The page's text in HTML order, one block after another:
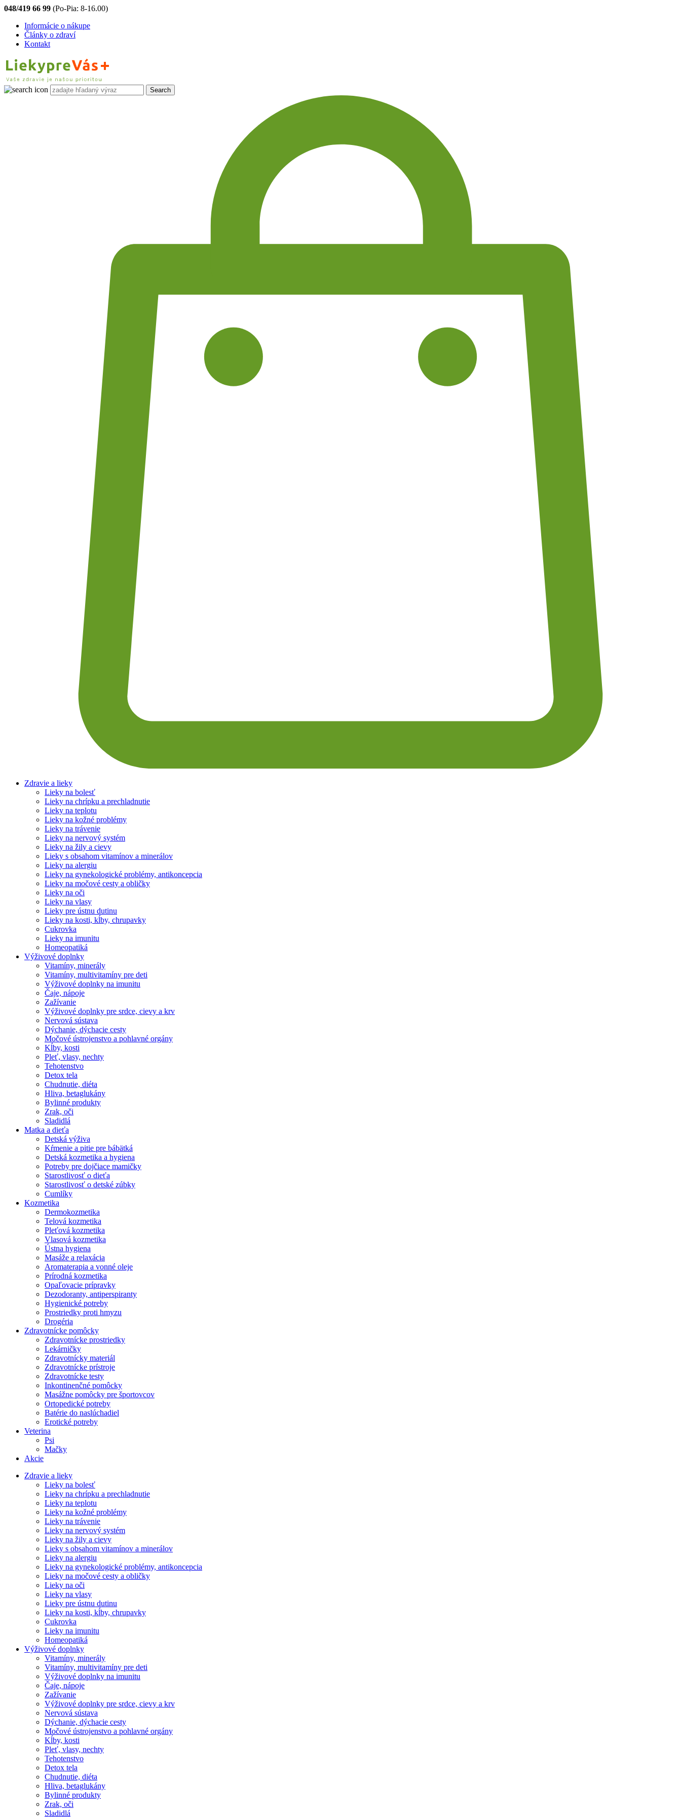
048/419 66 99 (Po-Pia: 8-16.00)
Informácie o nákupe
Články o zdraví
Kontakt
Zdravie a lieky
Lieky na bolesť
Lieky na chrípku a prechladnutie
Lieky na teplotu
Lieky na kožné problémy
Lieky na trávenie
Lieky na nervový systém
Lieky na žily a cievy
Lieky s obsahom vitamínov a minerálov
Lieky na alergiu
Lieky na gynekologické problémy, antikoncepcia
Lieky na močové cesty a obličky
Lieky na oči
Lieky na vlasy
Lieky pre ústnu dutinu
Lieky na kosti, kĺby, chrupavky
Cukrovka
Lieky na imunitu
Homeopatiká
Výživové doplnky
Vitamíny, minerály
Vitamíny, multivitamíny pre deti
Výživové doplnky na imunitu
Čaje, nápoje
Zažívanie
Výživové doplnky pre srdce, cievy a krv
Nervová sústava
Dýchanie, dýchacie cesty
Močové ústrojenstvo a pohlavné orgány
Kĺby, kosti
Pleť, vlasy, nechty
Tehotenstvo
Detox tela
Chudnutie, diéta
Hliva, betaglukány
Bylinné produkty
Zrak, oči
Sladidlá
Matka a dieťa
Detská výživa
Kŕmenie a pitie pre bábätká
Detská kozmetika a hygiena
Potreby pre dojčiace mamičky
Starostlivosť o dieťa
Starostlivosť o detské zúbky
Cumlíky
Kozmetika
Dermokozmetika
Telová kozmetika
Pleťová kozmetika
Vlasová kozmetika
Ústna hygiena
Masáže a relaxácia
Aromaterapia a vonné oleje
Prírodná kozmetika
Opaľovacie prípravky
Dezodoranty, antiperspiranty
Hygienické potreby
Prostriedky proti hmyzu
Drogéria
Zdravotnícke pomôcky
Zdravotnícke prostriedky
Lekárničky
Zdravotnícky materiál
Zdravotnícke prístroje
Zdravotnícke testy
Inkontinenčné pomôcky
Masážne pomôcky pre športovcov
Ortopedické potreby
Batérie do naslúchadiel
Erotické potreby
Veterina
Psi
Mačky
Akcie
Zdravie a lieky
Lieky na bolesť
Lieky na chrípku a prechladnutie
Lieky na teplotu
Lieky na kožné problémy
Lieky na trávenie
Lieky na nervový systém
Lieky na žily a cievy
Lieky s obsahom vitamínov a minerálov
Lieky na alergiu
Lieky na gynekologické problémy, antikoncepcia
Lieky na močové cesty a obličky
Lieky na oči
Lieky na vlasy
Lieky pre ústnu dutinu
Lieky na kosti, kĺby, chrupavky
Cukrovka
Lieky na imunitu
Homeopatiká
Výživové doplnky
Vitamíny, minerály
Vitamíny, multivitamíny pre deti
Výživové doplnky na imunitu
Čaje, nápoje
Zažívanie
Výživové doplnky pre srdce, cievy a krv
Nervová sústava
Dýchanie, dýchacie cesty
Močové ústrojenstvo a pohlavné orgány
Kĺby, kosti
Pleť, vlasy, nechty
Tehotenstvo
Detox tela
Chudnutie, diéta
Hliva, betaglukány
Bylinné produkty
Zrak, oči
Sladidlá